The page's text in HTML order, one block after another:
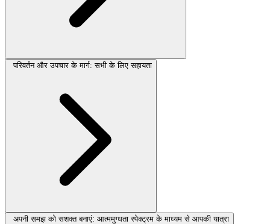
परिवर्तन और उपचार के मार्ग: सभी के लिए सहायता
अपनी समझ को सशक्त बनाएं: आत्ममुग्धता स्पेक्ट्रम के माध्यम से आपकी यात्रा